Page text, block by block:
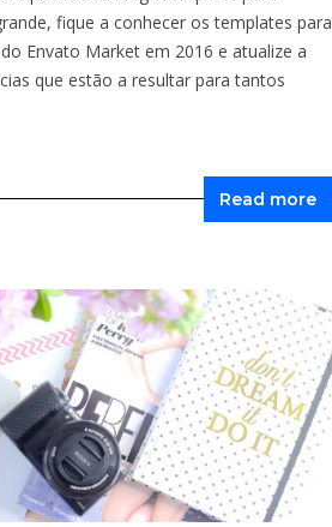
fique a conhecer os templates para
Envato Market em 2016 e atualize a
que estão a resultar para tantos
Read more